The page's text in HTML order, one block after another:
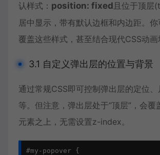
认样式： position: fixed 且位于顶层
居中显示，带有默认边框和内边距。
覆盖这些样式，甚至结合现代CSS动画
3.1 自定义弹出层的位置与背景
通过常规CSS即可控制弹出层的定位
等。但注意，弹出层处于“顶层”，会覆
元素之上，无需设置z-index。
#my-popover {